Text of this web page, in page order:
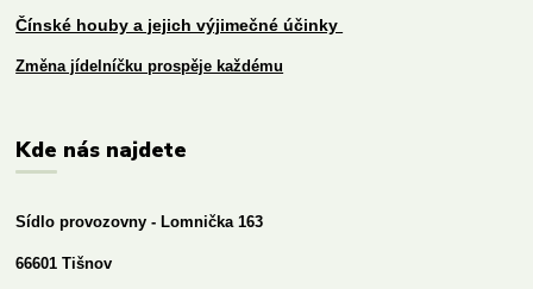
Čínské houby a jejich výjimečné účinky
Změna jídelníčku prospěje každému
Kde nás najdete
Sídlo provozovny - Lomnička 163
66601 Tišnov